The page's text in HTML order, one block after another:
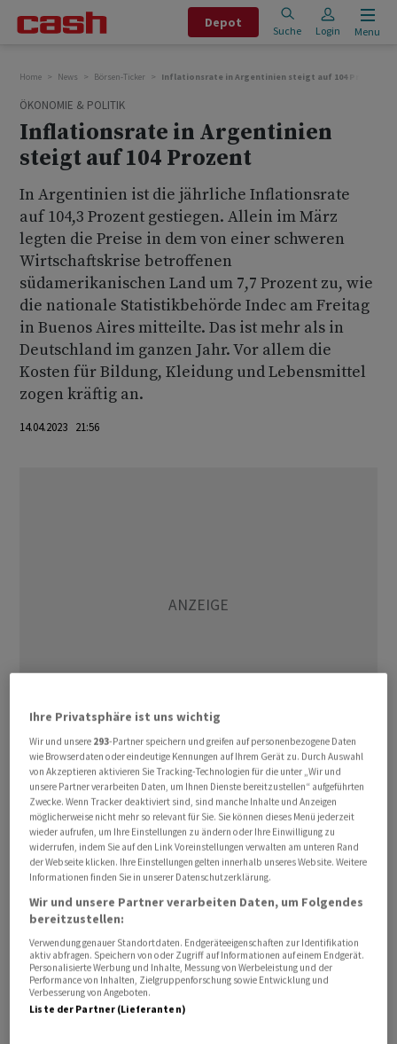
Depot
Suche Login Menu
Home News Börsen-Ticker Inflationsrate in Argentinien steigt auf 104 Prozent
ÖKONOMIE & POLITIK
Inflationsrate in Argentinien
steigt auf 104 Prozent
In Argentinien ist die jährliche Inflationsrate
auf 104,3 Prozent gestiegen. Allein im März
legten die Preise in dem von einer schweren
Wirtschaftskrise betroffenen
südamerikanischen Land um 7,7 Prozent zu, wie
die nationale Statistikbehörde Indec am Freitag
in Buenos Aires mitteilte. Das ist mehr als in
Deutschland im ganzen Jahr. Vor allem die
Kosten für Bildung, Kleidung und Lebensmittel
zogen kräftig an.
14.04.2023 21:56
Die Inflationsrate in Argentinien ist eine der höchsten
der Welt. Um das Haushaltsdefizit zu finanzieren,
druckt die Zentralbank ständig frisches Geld. Die
zweitgrösste Volkswirtschaft Südamerikas leidet unter
einem aufgeblähten Staatsapparat, geringer
Produktivität der Industrie und einer grossen
Schattenwirtschaft, die dem Staat viele
Steuereinnahmen entzieht.
Die Landeswährung Peso wertet gegenüber dem US-
Dollar immer weiter ab, der Schuldenberg wächst
ständig. Zusätzlich befeuert wurde die Inflation vom
Ihre Privatsphäre ist uns wichtig
Wir und unsere 293-Partner speichern und greifen auf personenbezogene Daten
wie Browserdaten oder eindeutige Kennungen auf Ihrem Gerät zu. Durch Auswahl
von Akzeptieren aktivieren Sie Tracking-Technologien für die unter „Wir und
unsere Partner verarbeiten Daten, um Ihnen Dienste bereitzustellen“ aufgeführten
Zwecke. Wenn Tracker deaktiviert sind, sind manche Inhalte und Anzeigen
möglicherweise nicht mehr so relevant für Sie. Sie können dieses Menü jederzeit
wieder aufrufen, um Ihre Einstellungen zu ändern oder Ihre Einwilligung zu
widerrufen, indem Sie auf den Link Voreinstellungen verwalten am unteren Rand
der Webseite klicken. Ihre Einstellungen gelten innerhalb unseres Website. Weitere
Informationen finden Sie in unserer Datenschutzerklärung.
Wir und unsere Partner verarbeiten Daten, um Folgendes
bereitzustellen:
Verwendung genauer Standortdaten. Endgeräteeigenschaften zur Identifikation
aktiv abfragen. Speichern von oder Zugriff auf Informationen auf einem Endgerät.
Personalisierte Werbung und Inhalte, Messung von Werbeleistung und der
Performance von Inhalten, Zielgruppenforschung sowie Entwicklung und
Verbesserung von Angeboten.
Liste der Partner (Lieferanten)